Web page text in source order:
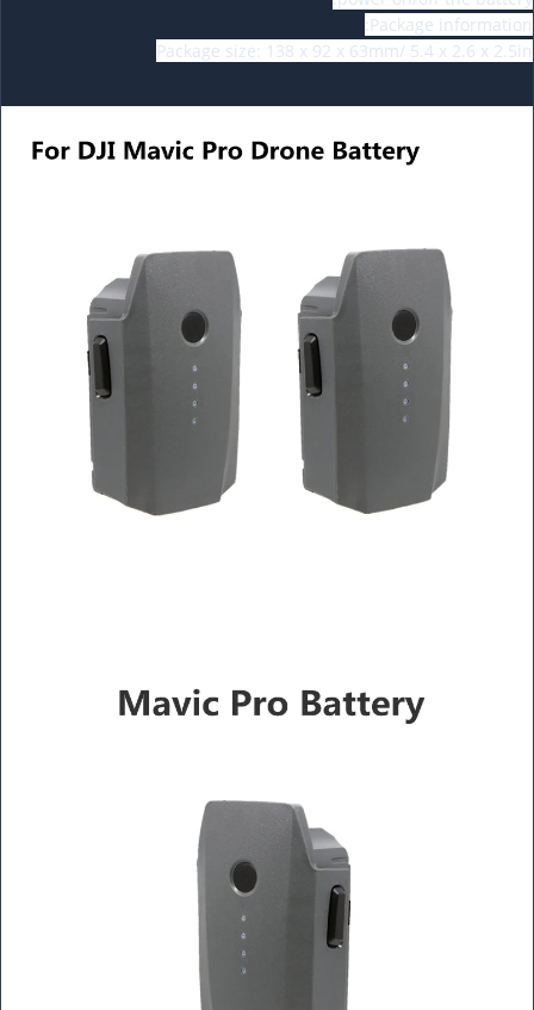
Package information:
Package size: 138 x 92 x 63mm/ 5.4 x 2.6 x 2.5in